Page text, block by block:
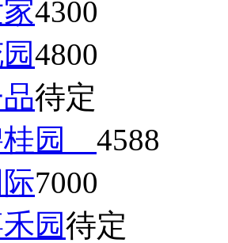
4300
4800
待定
桂园 4588
7000
园待定